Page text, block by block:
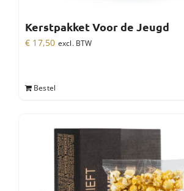
Kerstpakket Voor de Jeugd
€ 17,50 excl. BTW
Bestel